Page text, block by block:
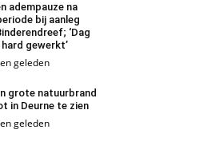
adempauze na
bij aanleg
‘Dag
gewerkt’
geleden
grote natuurbrand
in Deurne te zien
geleden